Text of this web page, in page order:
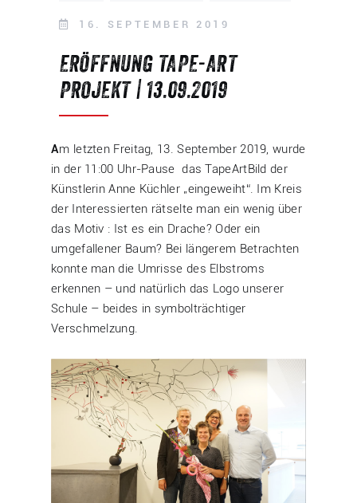
16. SEPTEMBER 2019
ERÖFFNUNG TAPE-ART
PROJEKT | 13.09.2019
Am letzten Freitag, 13. September 2019, wurde
in der 11:00 Uhr-Pause das TapeArtBild der
Künstlerin Anne Küchler „eingeweiht“. Im Kreis
der Interessierten rätselte man ein wenig über
das Motiv : Ist es ein Drache? Oder ein
umgefallener Baum? Bei längerem Betrachten
konnte man die Umrisse des Elbstroms
erkennen – und natürlich das Logo unserer
Schule – beides in symbolträchtiger
Verschmelzung.